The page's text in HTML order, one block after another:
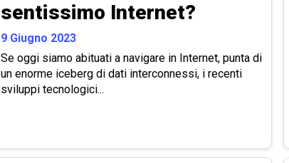
sentissimo Internet?
9 Giugno 2023
Se oggi siamo abituati a navigare in Internet, punta di
un enorme iceberg di dati interconnessi, i recenti
sviluppi tecnologici...